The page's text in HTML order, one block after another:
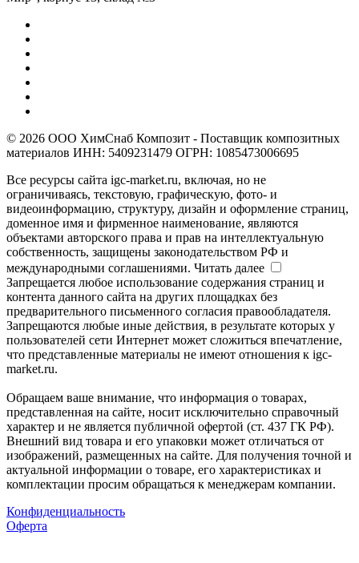
© 2026 ООО ХимСнаб Композит - Поставщик композитных
материалов ИНН: 5409231479 ОГРН: 1085473006695
Все ресурсы сайта igc-market.ru, включая, но не
ограничиваясь, текстовую, графическую, фото- и
видеоинформацию, структуру, дизайн и оформление страниц,
доменное имя и фирменное наименование, являются
объектами авторского права и прав на интеллектуальную
собственность, защищены законодательством РФ и
международными соглашениями. Читать далее
Запрещается любое использование содержания страниц и
контента данного сайта на других площадках без
предварительного письменного согласия правообладателя.
Запрещаются любые иные действия, в результате которых у
пользователей сети Интернет может сложиться впечатление,
что представленные материалы не имеют отношения к igc-
market.ru.
Обращаем ваше внимание, что информация о товарах,
представленная на сайте, носит исключительно справочный
характер и не является публичной офертой (ст. 437 ГК РФ).
Внешний вид товара и его упаковки может отличаться от
изображений, размещенных на сайте. Для получения точной и
актуальной информации о товаре, его характеристиках и
комплектации просим обращаться к менеджерам компании.
Конфиденциальность
Оферта